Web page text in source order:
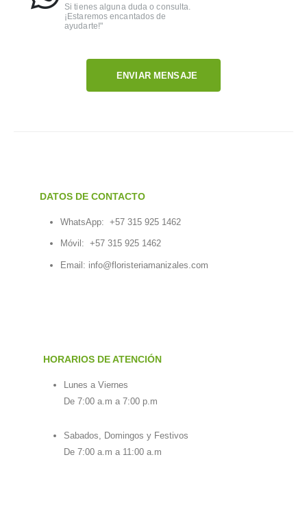
Si tienes alguna duda o consulta.
¡Estaremos encantados de
ayudarte!"
ENVIAR MENSAJE
DATOS DE CONTACTO
WhatsApp: +57 315 925 1462
Móvil: +57 315 925 1462
Email: info@floristeriamanizales.com
HORARIOS DE ATENCIÓN
Lunes a Viernes
De 7:00 a.m a 7:00 p.m
Sabados, Domingos y Festivos
De 7:00 a.m a 11:00 a.m